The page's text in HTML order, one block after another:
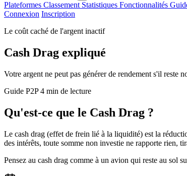
Plateformes Classement Statistiques Fonctionnalités
Connexion Inscription
Le coût caché de l'argent inactif
Cash Drag expliqué
Votre argent ne peut pas générer de rendement s'il reste
Guide P2P4 min de lecture
Qu'est-ce que le Cash Drag ?
Le cash drag (effet de frein lié à la liquidité) est la
des intérêts, toute somme non investie ne rapporte rien,
Pensez au cash drag comme à un avion qui reste au sol